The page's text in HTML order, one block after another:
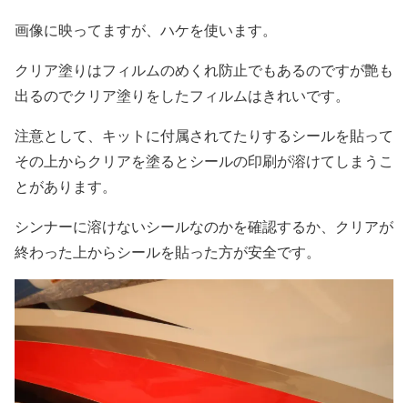
画像に映ってますが、ハケを使います。
クリア塗りはフィルムのめくれ防止でもあるのですが艶も
出るのでクリア塗りをしたフィルムはきれいです。
注意として、キットに付属されてたりするシールを貼って
その上からクリアを塗るとシールの印刷が溶けてしまうこ
とがあります。
シンナーに溶けないシールなのかを確認するか、クリアが
終わった上からシールを貼った方が安全です。